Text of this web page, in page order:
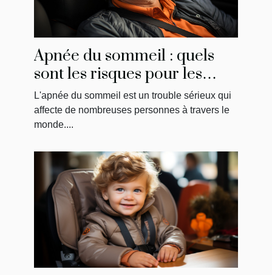
Apnée du sommeil : quels
sont les risques pour les
conducteurs?
L'apnée du sommeil est un trouble sérieux qui
affecte de nombreuses personnes à travers le
monde....